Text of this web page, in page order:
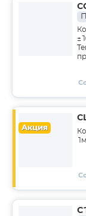
Акция